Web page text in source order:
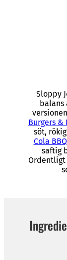
Sloppy
balans
Burgers &
söt,
Cola
saftig